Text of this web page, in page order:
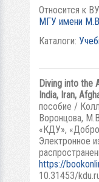
Относится к
МГУ имени
Каталоги:
Diving into the
India, Iran,
пособие /
Воронцова,
«КДУ»,
Электронное
https://
10.31453/